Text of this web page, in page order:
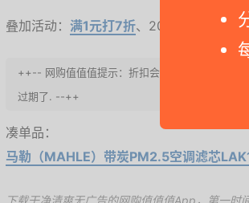
叠加活动： 满1元打7折、200-20、199-
++-- 网购值值值提示：折扣会完结，请早点下订
过期了. --++
凑单品：
马勒（MAHLE）带炭PM2.5空调滤芯
下载干净清爽无广告的网购值值值App ，第一时